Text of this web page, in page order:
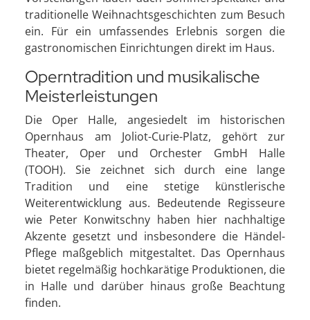
traditionelle Weihnachtsgeschichten zum Besuch
ein. Für ein umfassendes Erlebnis sorgen die
gastronomischen Einrichtungen direkt im Haus.
Operntradition und musikalische
Meisterleistungen
Die Oper Halle, angesiedelt im historischen
Opernhaus am Joliot-Curie-Platz, gehört zur
Theater, Oper und Orchester GmbH Halle
(TOOH). Sie zeichnet sich durch eine lange
Tradition und eine stetige künstlerische
Weiterentwicklung aus. Bedeutende Regisseure
wie Peter Konwitschny haben hier nachhaltige
Akzente gesetzt und insbesondere die Händel-
Pflege maßgeblich mitgestaltet. Das Opernhaus
bietet regelmäßig hochkarätige Produktionen, die
in Halle und darüber hinaus große Beachtung
finden.